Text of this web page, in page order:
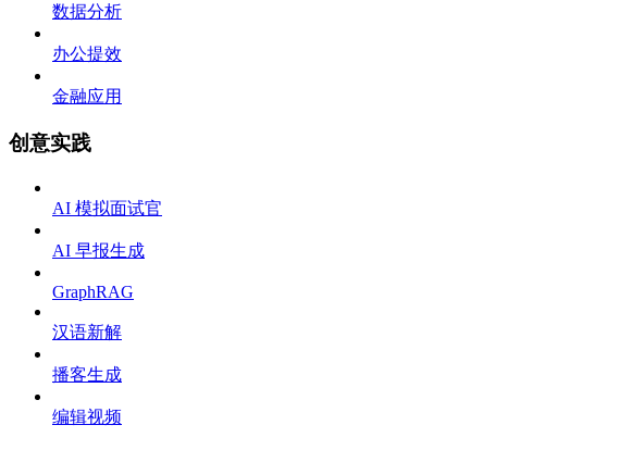
数据分析
办公提效
金融应用
创意实践
AI 模拟面试官
AI 早报生成
GraphRAG
汉语新解
播客生成
编辑视频